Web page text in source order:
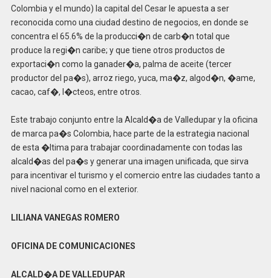
Colombia y el mundo) la capital del Cesar le apuesta a ser
reconocida como una ciudad destino de negocios, en donde se
concentra el 65.6% de la producci�n de carb�n total que
produce la regi�n caribe; y que tiene otros productos de
exportaci�n como la ganader�a, palma de aceite (tercer
productor del pa�s), arroz riego, yuca, ma�z, algod�n, �ame,
cacao, caf�, l�cteos, entre otros.
Este trabajo conjunto entre la Alcald�a de Valledupar y la oficina
de marca pa�s Colombia, hace parte de la estrategia nacional
de esta �ltima para trabajar coordinadamente con todas las
alcald�as del pa�s y generar una imagen unificada, que sirva
para incentivar el turismo y el comercio entre las ciudades tanto a
nivel nacional como en el exterior.
LILIANA VANEGAS ROMERO
OFICINA DE COMUNICACIONES
ALCALD�A DE VALLEDUPAR